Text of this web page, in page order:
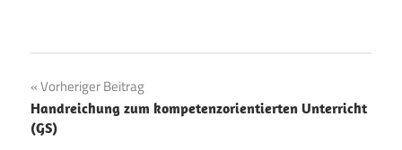
Beitragsnavigation
Vorheriger Beitrag
Handreichung zum kompetenzorientierten Unterricht
(GS)